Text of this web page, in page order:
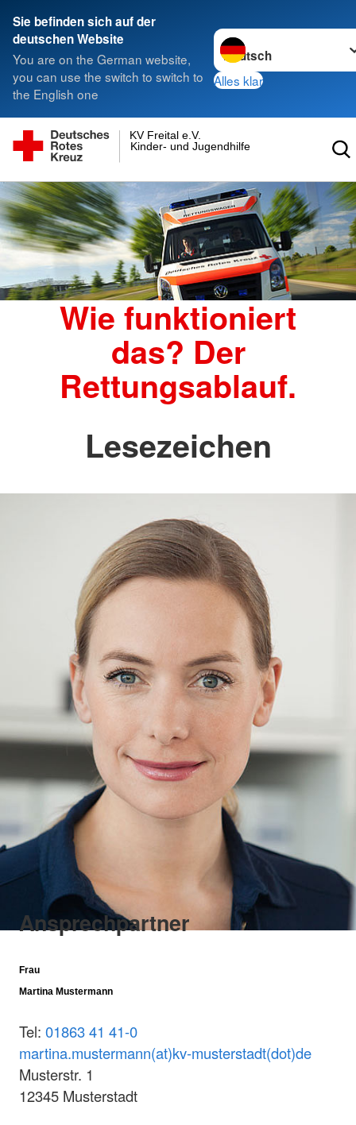
Sie befinden sich auf der
deutschen Website
You are on the German website,
you can use the switch to switch to
the English one
Sprache wechseln zu
Alles klar
Kinder- und Jugendhilfe gGmbH
KV Freital e.V.
Wie funktioniert
das? Der
Rettungsablauf.
Lesezeichen
Ansprechpartner
Frau
Martina Mustermann
Tel: 01863 41 41-0
martina.mustermann(at)kv-musterstadt(dot)de
Musterstr. 1
12345 Musterstadt